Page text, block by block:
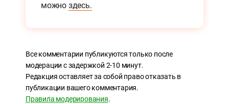
можно здесь.
Все комментарии публикуются только после
модерации с задержкой 2-10 минут.
Редакция оставляет за собой право отказать в
публикации вашего комментария.
Правила модерирования.